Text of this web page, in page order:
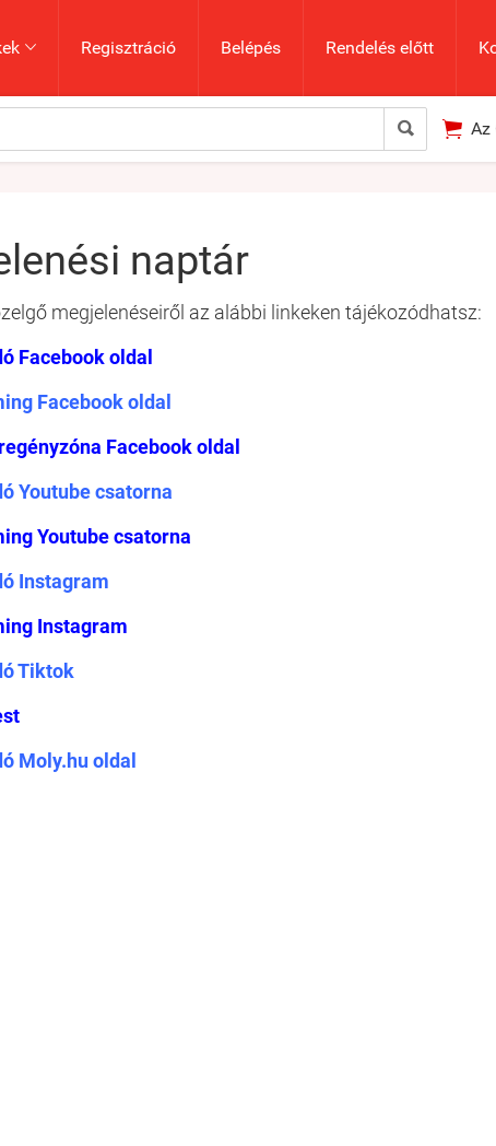
 Regisztráció Belépés Rendelés előtt
  Az
naptár
megjelenéseiről az alábbi linkeken tájékozódhatsz:
Facebook oldal
Facebook oldal
Facebook oldal
Youtube csatorna
Youtube csatorna
Instagram
Instagram
Tiktok
Moly.hu oldal